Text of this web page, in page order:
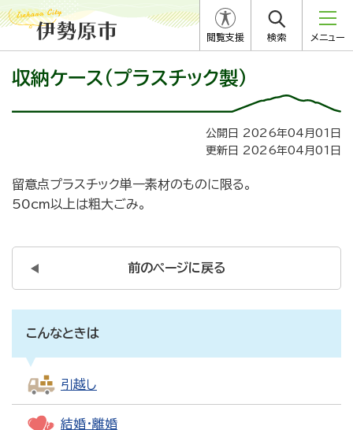
閲覧支援 検索 メニュー
収納ケース（プラスチック製）
公開日 2026年04月01日
更新日 2026年04月01日
留意点プラスチック単一素材のものに限る。
50cm以上は粗大ごみ。
前のページに戻る
こんなときは
引越し
結婚・離婚